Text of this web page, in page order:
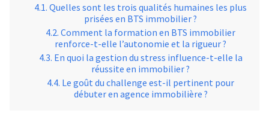
Quelles sont les trois qualités humaines les plus
prisées en BTS immobilier ?
Comment la formation en BTS immobilier
renforce-t-elle l’autonomie et la rigueur ?
En quoi la gestion du stress influence-t-elle la
réussite en immobilier ?
Le goût du challenge est-il pertinent pour
débuter en agence immobilière ?